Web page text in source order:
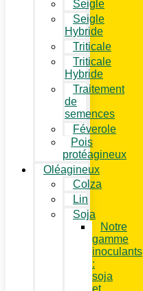
Seigle
Seigle
Hybride
Triticale
Triticale
Hybride
Traitement
de
semences
Féverole
Pois
protéagineux
Oléagineux
Colza
Lin
Soja
Notre
gamme
inoculants
:
soja
et